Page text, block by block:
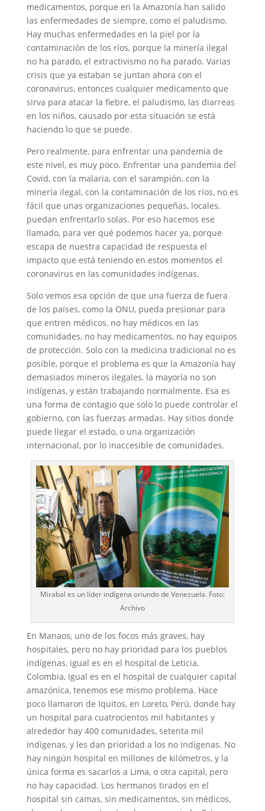
medicamentos, porque en la Amazonía han salido
las enfermedades de siempre, como el paludismo.
Hay muchas enfermedades en la piel por la
contaminación de los ríos, porque la minería ilegal
no ha parado, el extractivismo no ha parado. Varias
crisis que ya estaban se juntan ahora con el
coronavirus, entonces cualquier medicamento que
sirva para atacar la fiebre, el paludismo, las diarreas
en los niños, causado por esta situación se está
haciendo lo que se puede.
Pero realmente, para enfrentar una pandemia de
este nivel, es muy poco. Enfrentar una pandemia del
Covid, con la malaria, con el sarampión, con la
minería ilegal, con la contaminación de los ríos, no es
fácil que unas organizaciones pequeñas, locales,
puedan enfrentarlo solas. Por eso hacemos ese
llamado, para ver qué podemos hacer ya, porque
escapa de nuestra capacidad de respuesta el
impacto que está teniendo en estos momentos el
coronavirus en las comunidades indígenas.
Solo vemos esa opción de que una fuerza de fuera
de los países, como la ONU, pueda presionar para
que entren médicos, no hay médicos en las
comunidades, no hay medicamentos, no hay equipos
de protección. Solo con la medicina tradicional no es
posible, porque el problema es que la Amazonía hay
demasiados mineros ilegales, la mayoría no son
indígenas, y están trabajando normalmente. Esa es
una forma de contagio que solo lo puede controlar el
gobierno, con las fuerzas armadas. Hay sitios donde
puede llegar el estado, o una organización
internacional, por lo inaccesible de comunidades.
Mirabal es un líder indígena oriundo de Venezuela. Foto:
Archivo
En Manaos, uno de los focos más graves, hay
hospitales, pero no hay prioridad para los pueblos
indígenas, igual es en el hospital de Leticia,
Colombia, igual es en el hospital de cualquier capital
amazónica, tenemos ese mismo problema. Hace
poco llamaron de Iquitos, en Loreto, Perú, donde hay
un hospital para cuatrocientos mil habitantes y
alrededor hay 400 comunidades, setenta mil
indígenas, y les dan prioridad a los no indígenas. No
hay ningún hospital en millones de kilómetros, y la
única forma es sacarlos a Lima, o otra capital, pero
no hay capacidad. Los hermanos tirados en el
hospital sin camas, sin medicamentos, sin médicos,